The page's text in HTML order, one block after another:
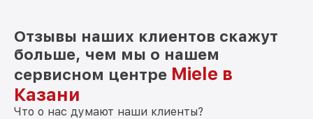
Отзывы наших клиентов скажут
больше, чем мы о нашем
сервисном центре Miele в
Казани
Что о нас думают наши клиенты?